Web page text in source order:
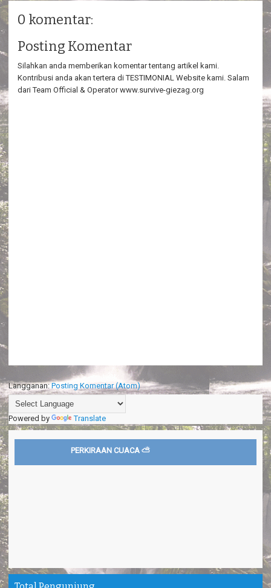
0 komentar:
Posting Komentar
Silahkan anda memberikan komentar tentang artikel kami.
Kontribusi anda akan tertera di TESTIMONIAL Website kami. Salam
dari Team Official & Operator www.survive-giezag.org
Langganan:Posting Komentar (Atom)
Powered by Translate
PERKIRAAN CUACA ⛅